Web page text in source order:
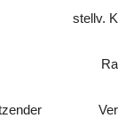
Ralf